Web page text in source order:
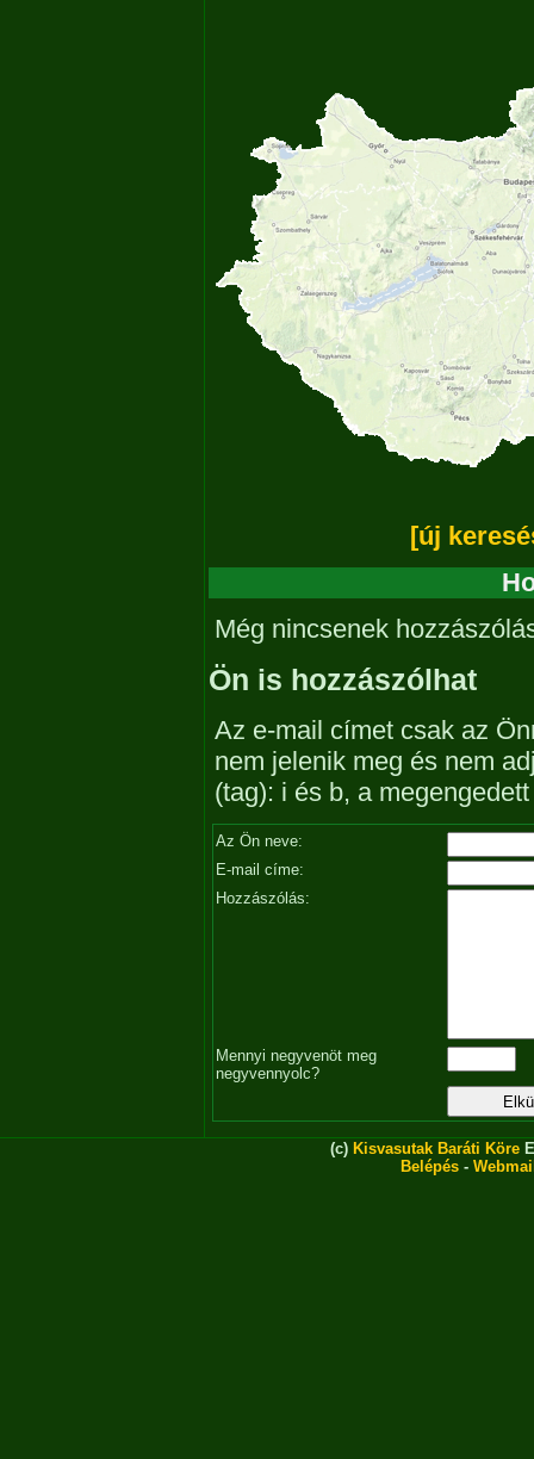
[új
Még nincsenek
Ön is hozzászólhat
Az e-mail címet csak az
nem jelenik meg és nem
(tag): i és b, a
Az Ön neve:
E-mail címe:
Hozzászólás:
Mennyi negyvenöt meg
negyvennyolc?
(c) Kisvasutak Baráti Köre
Belépés -